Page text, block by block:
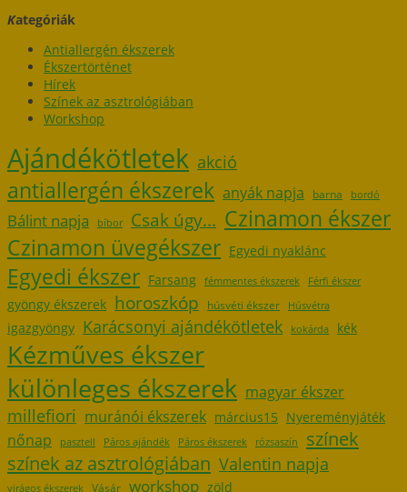
Kategóriák
Antiallergén ékszerek
Ékszertörténet
Hírek
Színek az asztrológiában
Workshop
Ajándékötletek akció
antiallergén ékszerek anyák napja barna bordó
Bálint napja bíbor Csak úgy... Czinamon ékszer
Czinamon üvegékszer Egyedi nyaklánc
Egyedi ékszer Farsang fémmentes ékszerek Férfi ékszer
gyöngy ékszerek horoszkóp húsvéti ékszer Húsvétra
igazgyöngy Karácsonyi ajándékötletek kokárda kék
Kézműves ékszer
különleges ékszerek magyar ékszer
millefiori muránói ékszerek március15 Nyereményjáték
nőnap pasztell Páros ajándék Páros ékszerek rózsaszín
színek
színek az asztrológiában Valentin napja
virágos ékszerek Vásár workshop zöld